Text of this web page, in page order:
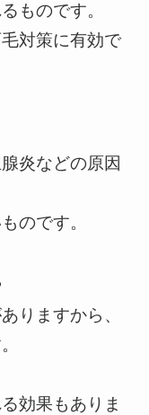
ものです。
対策に有効で
炎などの原因
のです。
りますから、
効果もありま